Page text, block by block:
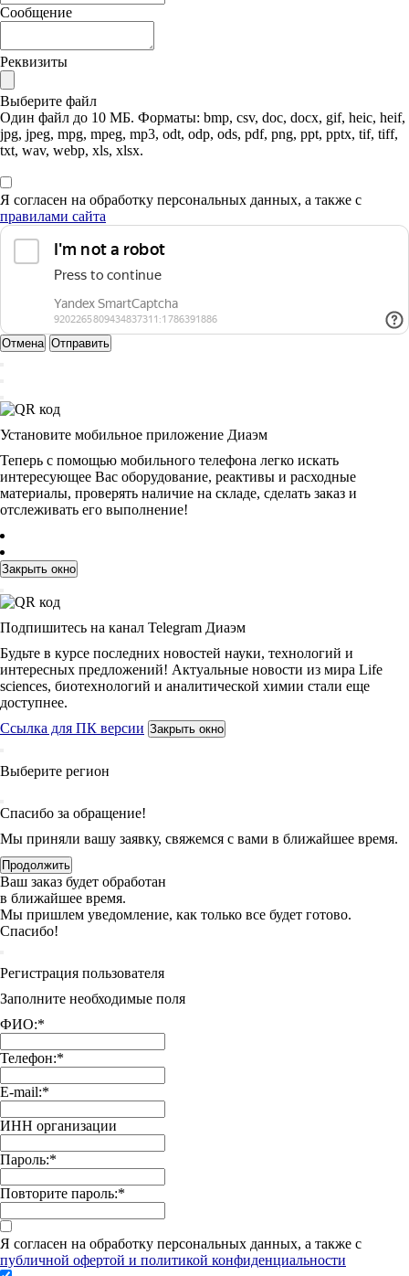
Сообщение
Реквизиты
Выберите файл
Один файл до 10 МБ. Форматы: bmp, csv, doc, docx, gif, heic, heif,
jpg, jpeg, mpg, mpeg, mp3, odt, odp, ods, pdf, png, ppt, pptx, tif, tiff,
txt, wav, webp, xls, xlsx.
Я согласен на обработку персональных данных, а также с
правилами сайта
Отмена Отправить
Установите мобильное приложение Диаэм
Теперь с помощью мобильного телефона легко искать
интересующее Вас оборудование, реактивы и расходные
материалы, проверять наличие на складе, сделать заказ и
отслеживать его выполнение!
Закрыть окно
Подпишитесь на канал Telegram Диаэм
Будьте в курсе последних новостей науки, технологий и
интересных предложений! Актуальные новости из мира Life
sciences, биотехнологий и аналитической химии стали еще
доступнее.
Ссылка для ПК версии Закрыть окно
Выберите регион
Спасибо за обращение!
Мы приняли вашу заявку, свяжемся с вами в ближайшее время.
Продолжить
Ваш заказ будет обработан
в ближайшее время.
Мы пришлем уведомление, как только все будет готово.
Спасибо!
Регистрация пользователя
Заполните необходимые поля
ФИО:*
Телефон:*
E-mail:*
ИНН организации
Пароль:*
Повторите пароль:*
Я согласен на обработку персональных данных, а также с
публичной офертой и политикой конфиденциальности